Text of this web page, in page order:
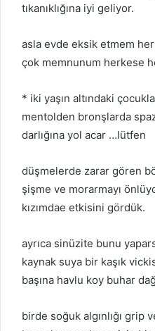
tıkanıklığına iyi geliyor.
asla evde eksik etmem
çok memnunum herkese
* iki yaşın altındaki
mentolden bronşlarda
darlığına yol acar …lütfen
düşmelerde zarar gören
şişme ve morarmayı
kızımdae etkisini gördük.
ayrıca sinüzite bunu
kaynak suya bir kaşık
başına havlu koy buhar
birde soğuk algınlığı grip